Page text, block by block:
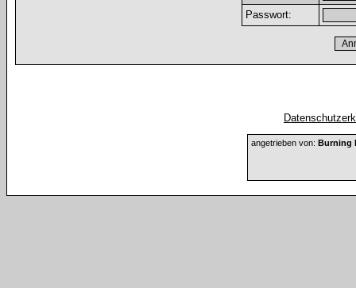
Passwort:
angetrieben von: Burning